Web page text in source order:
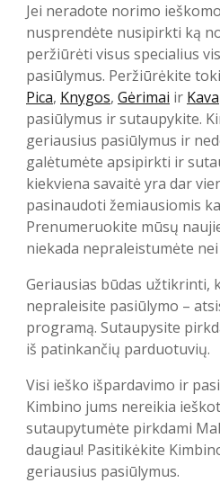
Jei neradote norimo
nusprendėte nusipirkti ką
peržiūrėti visus specialius
pasiūlymus. Peržiūrėkite
Pica, Knygos, Gėrimai ir Kava
pasiūlymus ir sutaupykite.
geriausius pasiūlymus ir
galėtumėte apsipirkti ir
kiekviena savaitė yra dar
pasinaudoti žemiausiomis
Prenumeruokite mūsų
niekada nepraleistumėte
Geriausias būdas užtikrinti,
nepraleisite pasiūlymo –
programą. Sutaupysite
iš patinkančių parduotuvių.
Visi ieško išpardavimo ir
Kimbino jums nereikia
sutaupytumėte pirkdami
daugiau! Pasitikėkite
geriausius pasiūlymus.